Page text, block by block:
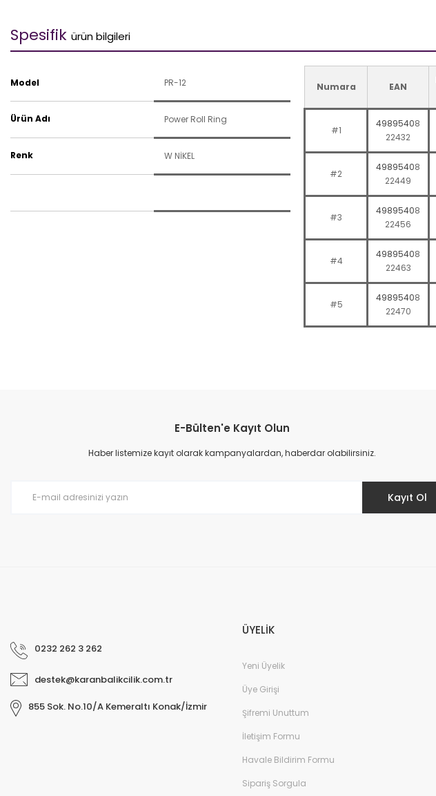
Spesifik ürün bilgileri
Model PR-12
Ürün Adı Power Roll Ring
Renk W NİKEL
Numara EAN
#1
49895408
22432
#2
49895408
22449
#3
49895408
22456
#4
49895408
22463
#5
49895408
22470
Ürün resmi kalitesiz, bozuk veya görüntülenemiyor.
Ürün açıklamasında eksik bilgiler bulunuyor.
E-Bülten'e Kayıt Olun
Haber listemize kayıt olarak kampanyalardan, haberdar olabilirsiniz.
Kayıt Ol
0232 262 3 262
destek@karanbalikcilik.com.tr
855 Sok. No.10/A Kemeraltı Konak/İzmir
ÜYELİK
Yeni Üyelik
Üye Girişi
Şifremi Unuttum
İletişim Formu
Havale Bildirim Formu
Sipariş Sorgula